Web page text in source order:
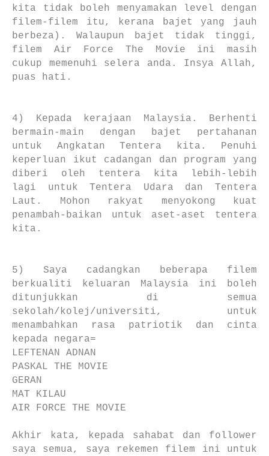
kita tidak boleh menyamakan level dengan
filem-filem itu, kerana bajet yang jauh
berbeza). Walaupun bajet tidak tinggi,
filem Air Force The Movie ini masih
cukup memenuhi selera anda. Insya Allah,
puas hati.
4) Kepada kerajaan Malaysia. Berhenti
bermain-main dengan bajet pertahanan
untuk Angkatan Tentera kita. Penuhi
keperluan ikut cadangan dan program yang
diberi oleh tentera kita lebih-lebih
lagi untuk Tentera Udara dan Tentera
Laut. Mohon rakyat menyokong kuat
penambah-baikan untuk aset-aset tentera
kita.
5) Saya cadangkan beberapa filem
berkualiti keluaran Malaysia ini boleh
ditunjukkan di semua
sekolah/kolej/universiti, untuk
menambahkan rasa patriotik dan cinta
kepada negara=
LEFTENAN ADNAN
PASKAL THE MOVIE
GERAN
MAT KILAU
AIR FORCE THE MOVIE
Akhir kata, kepada sahabat dan follower
saya semua, saya rekemen filem ini untuk